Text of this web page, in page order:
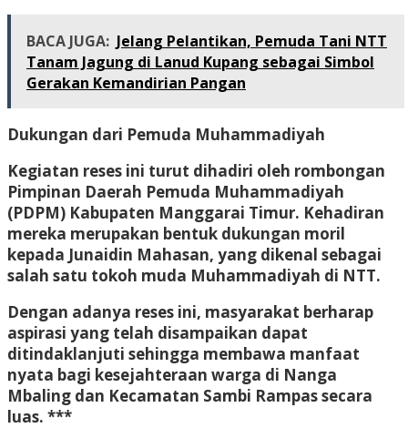
BACA JUGA: Jelang Pelantikan, Pemuda Tani NTT
Tanam Jagung di Lanud Kupang sebagai Simbol
Gerakan Kemandirian Pangan
Dukungan dari Pemuda Muhammadiyah
Kegiatan reses ini turut dihadiri oleh rombongan
Pimpinan Daerah Pemuda Muhammadiyah
(PDPM) Kabupaten Manggarai Timur. Kehadiran
mereka merupakan bentuk dukungan moril
kepada Junaidin Mahasan, yang dikenal sebagai
salah satu tokoh muda Muhammadiyah di NTT.
Dengan adanya reses ini, masyarakat berharap
aspirasi yang telah disampaikan dapat
ditindaklanjuti sehingga membawa manfaat
nyata bagi kesejahteraan warga di Nanga
Mbaling dan Kecamatan Sambi Rampas secara
luas. ***